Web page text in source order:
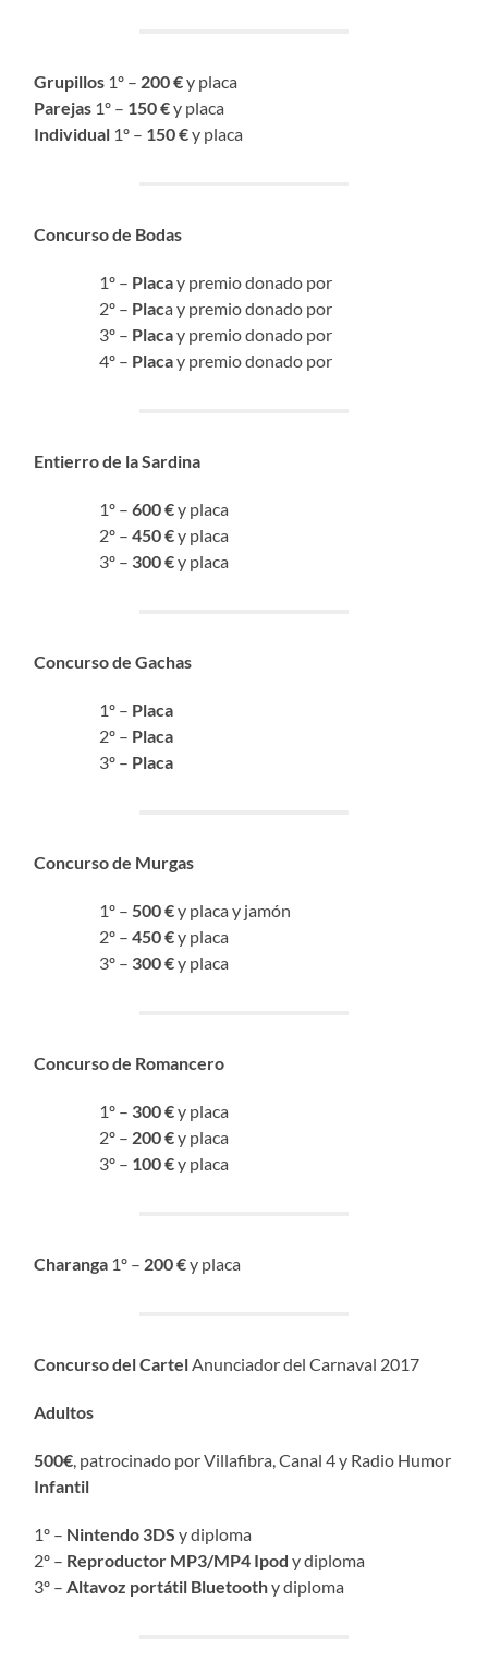
Grupillos 1º – 200 €y placa
Parejas 1º – 150 €y placa
Individual 1º – 150 €y placa
Concurso de Bodas
1º – Placay premio donado por
2º – Placa y premio donado por
3º – Placay premio donado por
4º – Placay premio donado por
Entierro de la Sardina
1º –600 €y placa
2º –450 €y placa
3º – 300 €y placa
Concurso de Gachas
1º – Placa
2º – Placa
3º – Placa
Concurso de Murgas
1º – 500 €y placa y jamón
2º –450 €y placa
3º – 300 €y placa
Concurso de Romancero
1º – 300 €y placa
2º – 200 €y placa
3º – 100 €y placa
Charanga 1º – 200 €y placa
Concurso del Cartel Anunciador del Carnaval 2017
Adultos
500€ , patrocinado por Villafibra, Canal 4 y Radio Humor
Infantil
1º – Nintendo 3DS y diploma
2º – Reproductor MP3/MP4 Ipod y diploma
3º – Altavoz portátil Bluetoothy diploma